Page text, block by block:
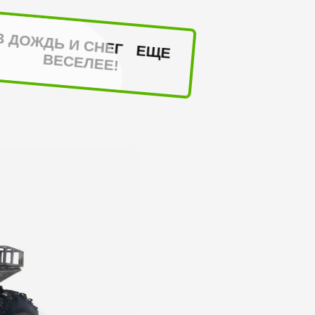
ДОЖДЬ И СНЕГ ЕЩЕ
ВЕСЕЛЕЕ!